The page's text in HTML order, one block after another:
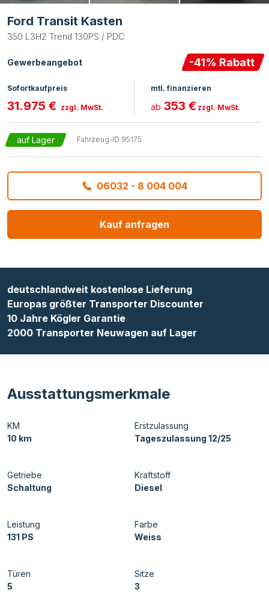
Ford Transit Kasten
350 L3H2 Trend 130PS / PDC
Gewerbeangebot -41% Rabatt
Sofortkaufpreis
31.975 € zzgl. MwSt.
mtl. finanzieren
ab 353 € zzgl. MwSt.
auf Lager Fahrzeug-ID 95175
06032 - 8 004 004
Kauf anfragen
deutschlandweit kostenlose Lieferung
Europas größter Transporter Discounter
10 Jahre Kögler Garantie
2000 Transporter Neuwagen auf Lager
Ausstattungsmerkmale
KM
10 km
Erstzulassung
Tageszulassung 12/25
Getriebe
Schaltung
Kraftstoff
Diesel
Leistung
131 PS
Farbe
Weiss
Türen
5
Sitze
3